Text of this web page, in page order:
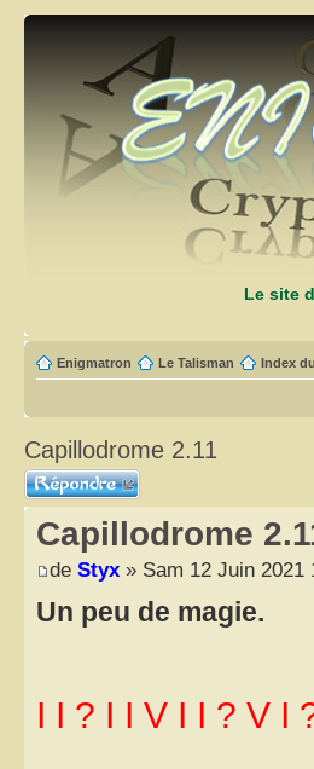
Le site
Enigmatron Le Talisman Index
Capillodrome 2.11
Répondre
Capillodrome
de Styx » Sam 12 Juin 2021
Un peu de magie.
I I ? I I V I I ? V I